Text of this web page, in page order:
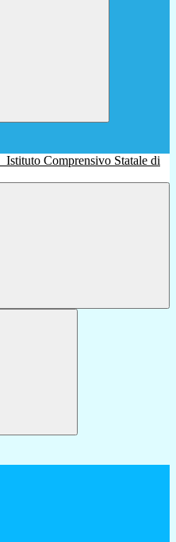
Istituto Comprensivo Statale di